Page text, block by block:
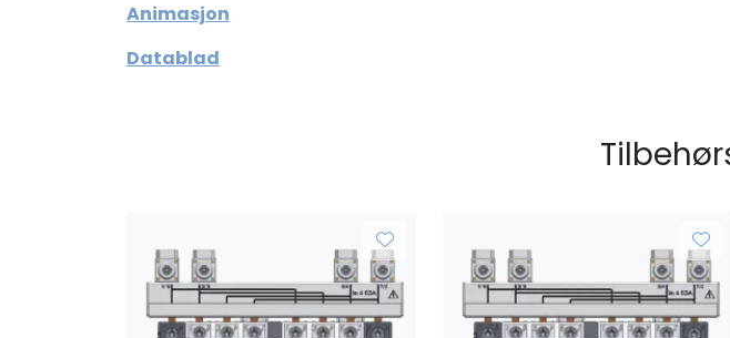
Animasjon
Datablad